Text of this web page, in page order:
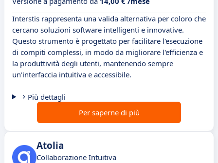
Interstis rappresenta una valida alternativa per coloro che
cercano soluzioni software intelligenti e innovative.
Questo strumento è progettato per facilitare l'esecuzione
di compiti complessi, in modo da migliorare l'efficienza e
la produttività degli utenti, mantenendo sempre
un'interfaccia intuitiva e accessibile.
Più dettagli
Per saperne di più
Atolia
Collaborazione Intuitiva